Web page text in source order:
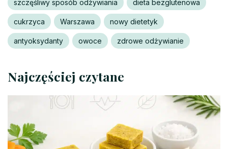
szczęśliwy sposób odżywiania dieta bezglutenowa
cukrzyca Warszawa nowy dietetyk
antyoksydanty owoce zdrowe odżywianie
Najczęściej czytane